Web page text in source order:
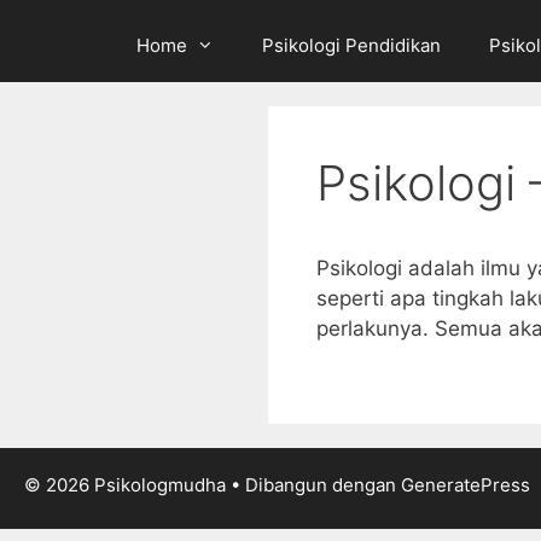
Home Psikologi Pendidikan
Psikologi
Psikologi adalah ilmu
seperti apa tingkah
perlakunya. Semua
© 2026 Psikologmudha • Dibangun dengan GeneratePress